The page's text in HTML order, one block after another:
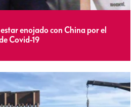
enojado con China por el
Covid-19